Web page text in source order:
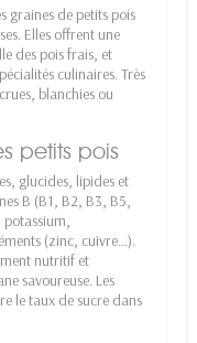
graines de petits pois
Elles offrent une
des pois frais, et
culinaires. Très
blanchies ou
petits pois
glucides, lipides et
B (B1, B2, B3, B5,
(zinc, cuivre...).
nutritif et
savoureuse. Les
le taux de sucre dans